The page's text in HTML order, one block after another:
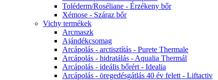
Toléderm/Roséliane - Érzékeny bőr
Xémose - Száraz bőr
Vichy termékek
Arcmaszk
Ajándékcsomag
Arcápolás - arctisztítás - Purete Thermale
Arcápolás - hidratálás - Aqualia Thermál
Arcápolás - ideális bőrért - Idealia
Arcápolás - öregedésgátlás 40 év felett - Liftactiv